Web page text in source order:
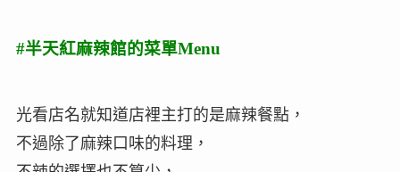
#半天紅麻辣館的菜單Menu
光看店名就知道店裡主打的是麻辣餐點，
不過除了麻辣口味的料理，